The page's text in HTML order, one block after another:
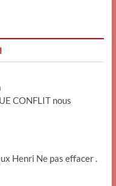
CONFLIT nous
Henri Ne pas effacer .